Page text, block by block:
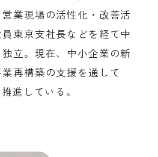
業現場の活性化・改善活
東京支社長などを経て中
立。現在、中小企業の新
再構築の支援を通して
進している。